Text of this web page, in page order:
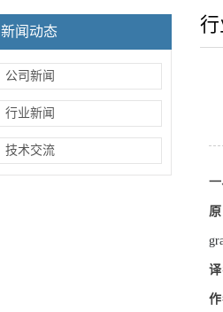
新闻动态
公司新闻
行业新闻
技术交流
行
译